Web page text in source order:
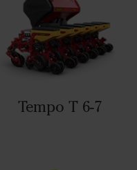
Tempo T 6-7